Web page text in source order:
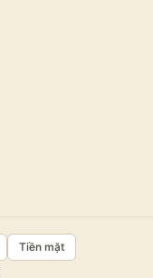
Tiền mặt